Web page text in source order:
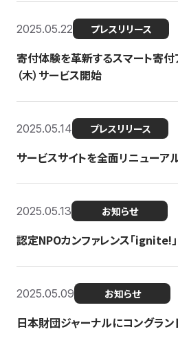
2025.05.22 プレスリリース
寄付体験を革新するスマート寄付
（木）サービス開始
2025.05.14 プレスリリース
サービスサイトを全面リニューア
2025.05.13 お知らせ
認定NPOカンファレンス「ignite!
2025.05.09 お知らせ
日本財団ジャーナルにコングラ